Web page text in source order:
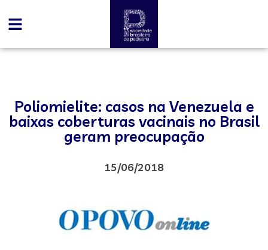
Poliomielite: casos na Venezuela e
baixas coberturas vacinais no Brasil
geram preocupação
15/06/2018